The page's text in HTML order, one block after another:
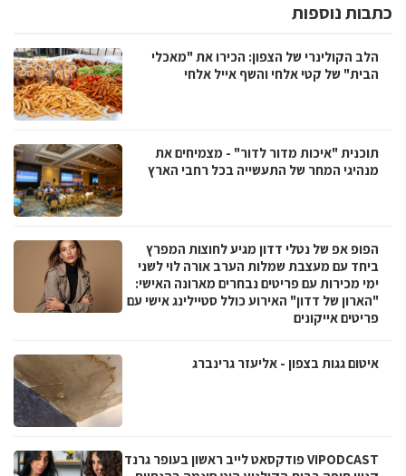
כתבות נוספות
הלב הקולינרי של הצפון: הכירו את "מאכלי
הבית" של קטי אלחי והשף אייל אלחי
תוכנית "איכות מדור לדור" - מצמיחים את
מנהיגי המחר של התעשייה בכל רחבי הארץ
הפופ אפ של נטלי דדון מגיע לחוצות המפרץ
ביחד עם מעצבת שמלות הערב אורה לוי לשני
ימי מכירות עם פריטים נבחרים מארונה האישי:
"הארון של דדון" האירוע כולל סטיילינג אישי עם
פריטים אייקונים
איטום גגות בצפון - אליעזר גרינברג
VIPODCAST פודקסאט לייב ראשון בעופר גרנד